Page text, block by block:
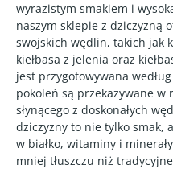
wyrazistym smakiem i
naszym sklepie z dziczyzną
swojskich wędlin, takich jak
kiełbasa z jelenia oraz
jest przygotowywana
pokoleń są przekazywane w
słynącego z doskonałych
dziczyzny to nie tylko smak,
w białko, witaminy i
mniej tłuszczu niż